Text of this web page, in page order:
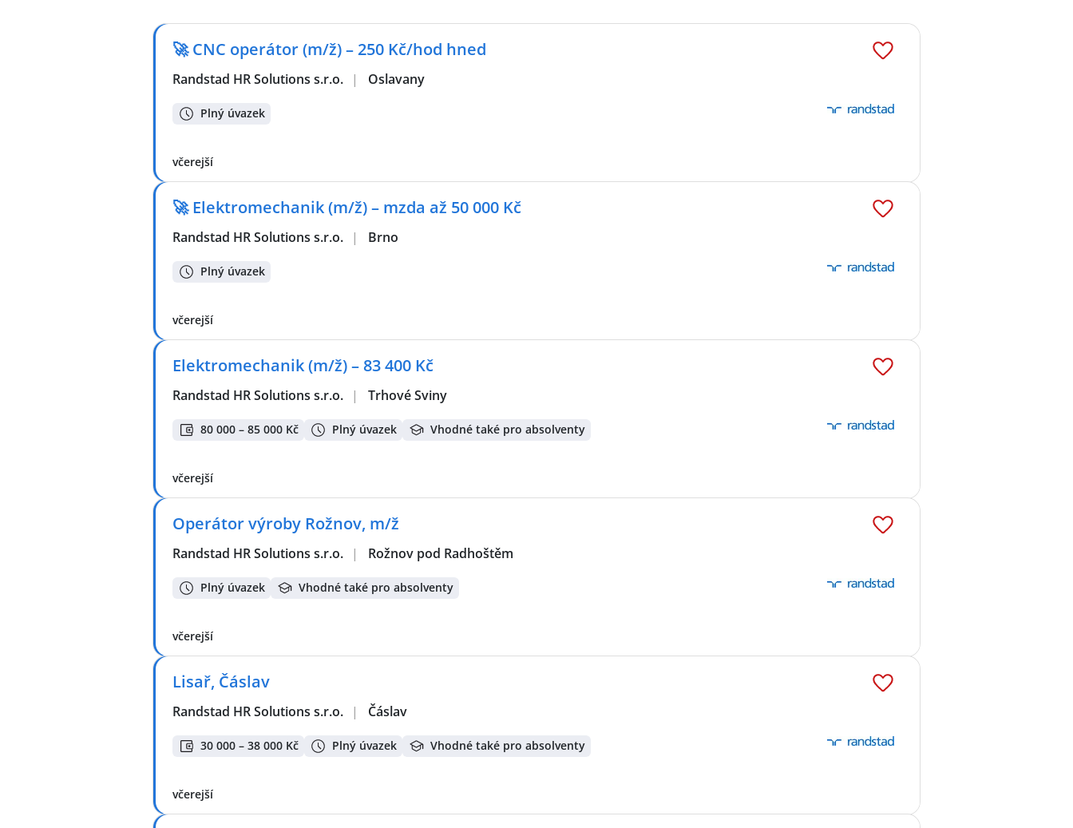
🚀 CNC operátor (m/ž) – 250 Kč/hod hned
Randstad HR Solutions s.r.o. | Oslavany
Plný úvazek
včerejší
🚀 Elektromechanik (m/ž) – mzda až 50 000 Kč
Randstad HR Solutions s.r.o. | Brno
Plný úvazek
včerejší
Elektromechanik (m/ž) – 83 400 Kč
Randstad HR Solutions s.r.o. | Trhové Sviny
80 000 – 85 000 Kč Plný úvazek Vhodné také pro absolventy
včerejší
Operátor výroby Rožnov, m/ž
Randstad HR Solutions s.r.o. | Rožnov pod Radhoštěm
Plný úvazek Vhodné také pro absolventy
včerejší
Lisař, Čáslav
Randstad HR Solutions s.r.o. | Čáslav
30 000 – 38 000 Kč Plný úvazek Vhodné také pro absolventy
včerejší